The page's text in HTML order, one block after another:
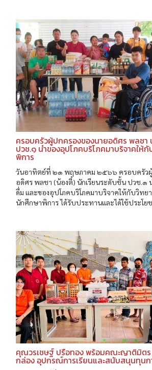
ครอบครัวผู้ปกครองของนายอดิศร พลชา
ปวช.๑ นำของอุปโภคบริโภคมาบริจาคให้
พิการ
วันอาทิตย์ที่ ๒๑ พฤษภาคม ๒๕๖๖ ครอบครัว
อดิศร พลชา (น้องตี๋) นักเรียนระดับชั้น ปวช.๑
ดื่ม และของอุปโภคบริโภคมาบริจาคให้กับวิทย
นักศึกษาพิการ ได้รับประทานและได้ใช้ประโย
คุณวรเชษฐ์ ปรือทอง พร้อมคณะญาติมิต
กล่อง อุปกรณ์การเรียนและสนับสนุนทุนก